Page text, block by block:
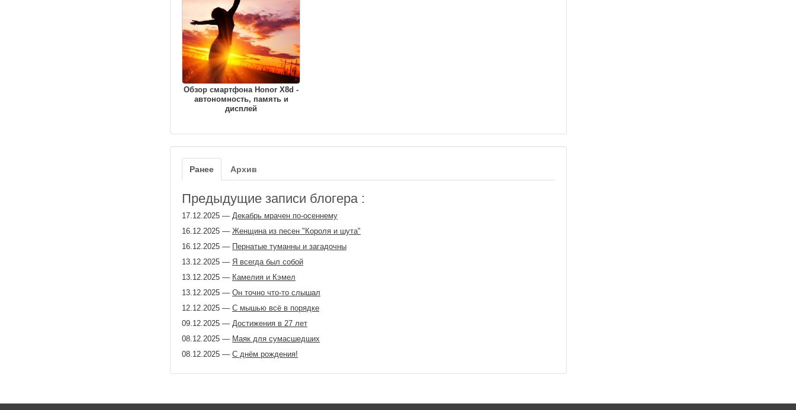
Обзор смартфона Honor X8d -
автономность, память и
дисплей
Ранее Архив
Предыдущие записи блогера :
17.12.2025 — Декабрь мрачен по-осеннему
16.12.2025 — Женщина из песен "Короля и шута"
16.12.2025 — Пернатые туманны и загадочны
13.12.2025 — Я всегда был собой
13.12.2025 — Камелия и Кэмел
13.12.2025 — Он точно что-то слышал
12.12.2025 — С мышью всё в порядке
09.12.2025 — Достижения в 27 лет
08.12.2025 — Маяк для сумасшедших
08.12.2025 — С днём рождения!